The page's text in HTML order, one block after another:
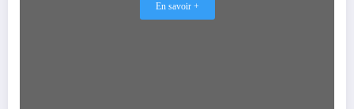
En savoir +